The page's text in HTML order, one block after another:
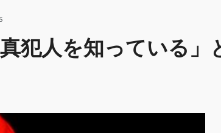
VIDEOS
犯人を知っている」